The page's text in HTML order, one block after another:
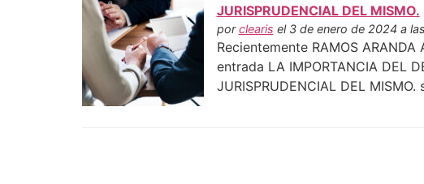
JURISPRUDENCIAL DEL MISMO.
porclearis el 3 de enero de 2024 a
Recientemente RAMOS
entrada LA IMPORTANCIA DEL
JURISPRUDENCIAL DEL